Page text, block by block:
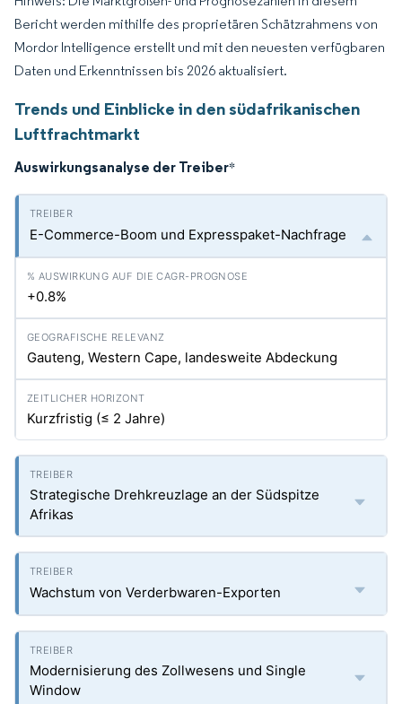
Bericht werden mithilfe des proprietären Schätzrahmens von
Mordor Intelligence erstellt und mit den neuesten verfügbaren
Daten und Erkenntnissen bis 2026 aktualisiert.
Trends und Einblicke in den südafrikanischen
Luftfrachtmarkt
Auswirkungsanalyse der Treiber*
E-Commerce-Boom und Expresspaket-Nachfrage
+0.8%
Gauteng, Western Cape, landesweite Abdeckung
Kurzfristig (≤ 2 Jahre)
Strategische Drehkreuzlage an der Südspitze
Afrikas
Wachstum von Verderbwaren-Exporten
Modernisierung des Zollwesens und Single
Window